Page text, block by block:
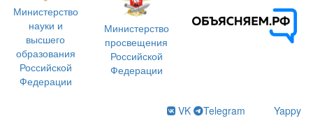
Министерство
науки и
высшего
образования
Российской
Федерации
Министерство
просвещения
Российской
Федерации
VK Telegram
Yappy